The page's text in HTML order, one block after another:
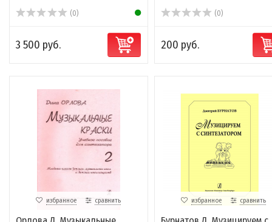
(0)
3 500 руб.
(0)
200 руб.
избранное сравнить избранное сравнить